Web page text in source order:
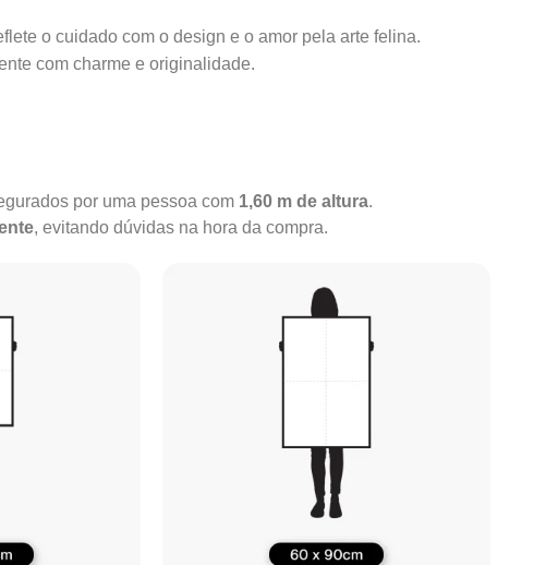
o cuidado com o design e o amor pela arte felina.
com charme e originalidade.
por uma pessoa com 1,60 m de altura.
, evitando dúvidas na hora da compra.